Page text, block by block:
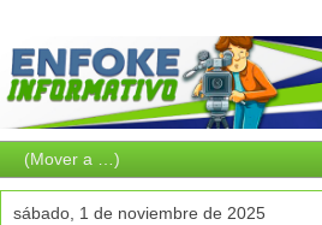
sábado, 1 de noviembre de 2025